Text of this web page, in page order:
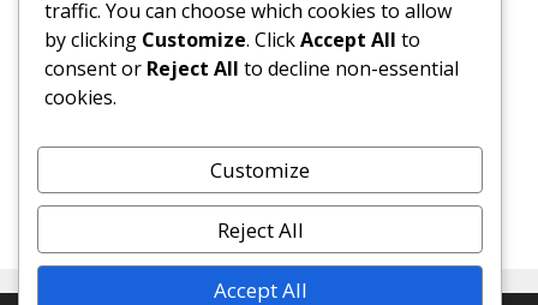
10
11 12 13 14 15
16
17
18 19 20 21 22
24
31
« Jul
traffic. You can choose which cookies to allow
by clicking Customize. ClickAccept All to
consent or Reject All to decline non-essential
cookies.
Customize
Reject All
Accept All